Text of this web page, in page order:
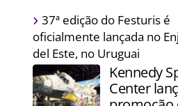
Destino segue para Belo
Rio de Janeiro a fim de
negócios com trade
37ª edição do Festuris é
oficialmente lançada no
del Este, no Uruguai
Kennedy
Center